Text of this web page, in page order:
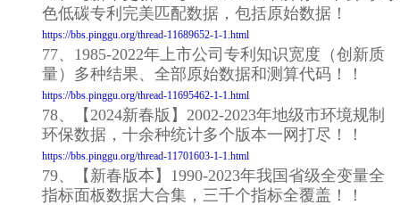
色低碳专利完美匹配数据，包括原始数据！
https://bbs.pinggu.org/thread-11689652-1-1.html
77、1985-2022年上市公司专利知识宽度（创新质
量）多种结果、全部原始数据和测算代码！！
https://bbs.pinggu.org/thread-11695462-1-1.html
78、【2024新春版】2002-2023年地级市环境规制
环保数据，十余种统计多个版本一网打尽！！
https://bbs.pinggu.org/thread-11701603-1-1.html
79、【新春版本】1990-2023年我国省级全变量全
指标面板数据大合集，三千个指标全覆盖！！